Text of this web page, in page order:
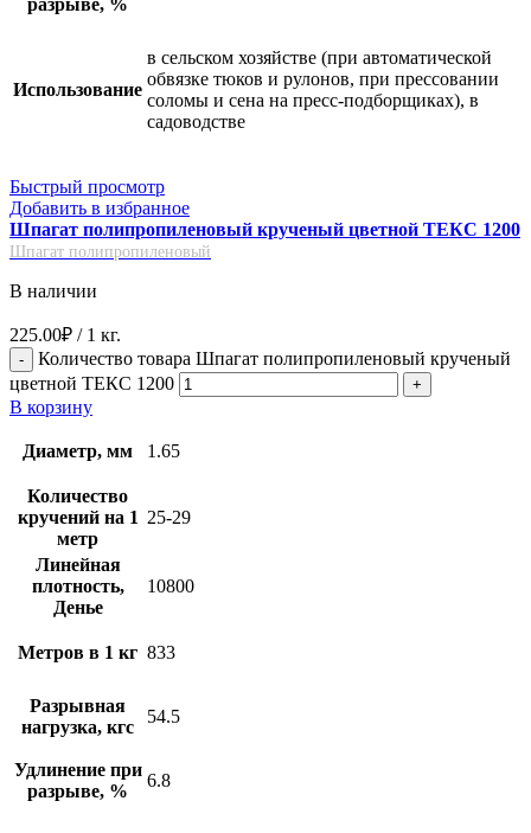
разрыве, %
Использование
в сельском хозяйстве (при автоматической
обвязке тюков и рулонов, при прессовании
соломы и сена на пресс-подборщиках), в
садоводстве
Быстрый просмотр
Добавить в избранное
Шпагат полипропиленовый крученый цветной ТЕКС 1200
Шпагат полипропиленовый
В наличии
225.00₽ / 1 кг.
Количество товара Шпагат полипропиленовый крученый
цветной ТЕКС 1200
В корзину
Диаметр, мм 1.65
Количество
кручений на 1
метр
25-29
Линейная
плотность,
Денье
10800
Метров в 1 кг 833
Разрывная
нагрузка, кгс
54.5
Удлинение при
разрыве, %
6.8